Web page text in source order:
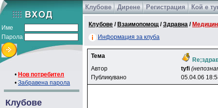
Games
Име
Парола
• Нов потребител
• Забравена парола
Клубове
Клубове Дирене Регистрация Кой е
Клубове / Взаимопомощ /Здравна /
Информация за клуба
Тема
Автор
tyfi
Публикувано
05.04.06